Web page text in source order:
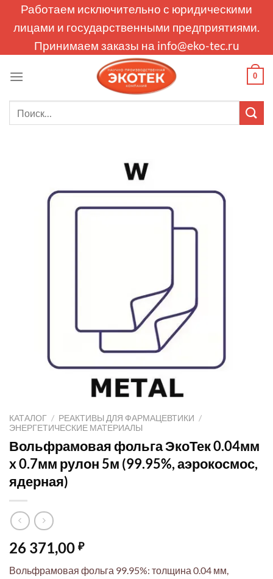
Работаем исключительно с юридическими
лицами и государственными предприятиями.
Принимаем заказы на info@eko-tec.ru
0
КАТАЛОГ / РЕАКТИВЫ ДЛЯ ФАРМАЦЕВТИКИ /
ЭНЕРГЕТИЧЕСКИЕ МАТЕРИАЛЫ
Вольфрамовая фольга ЭкоТек 0.04мм
x 0.7мм рулон 5м (99.95%, аэрокосмос,
ядерная)
26 371,00 ₽
Вольфрамовая фольга 99.95%: толщина 0.04 мм,